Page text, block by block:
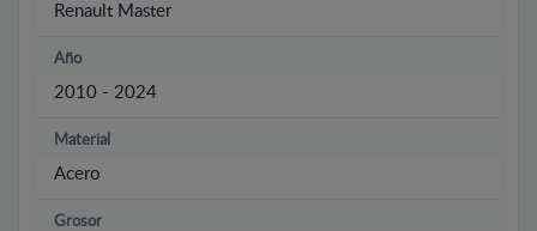
Renault Master
Año
2010 - 2024
Material
Acero
Grosor